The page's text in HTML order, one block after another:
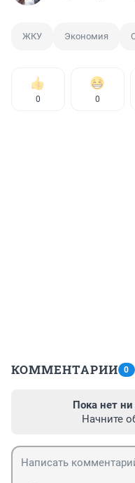
ЖКУ Экономия
0 0
КОММЕНТАРИИ 0
Пока нет
Начните